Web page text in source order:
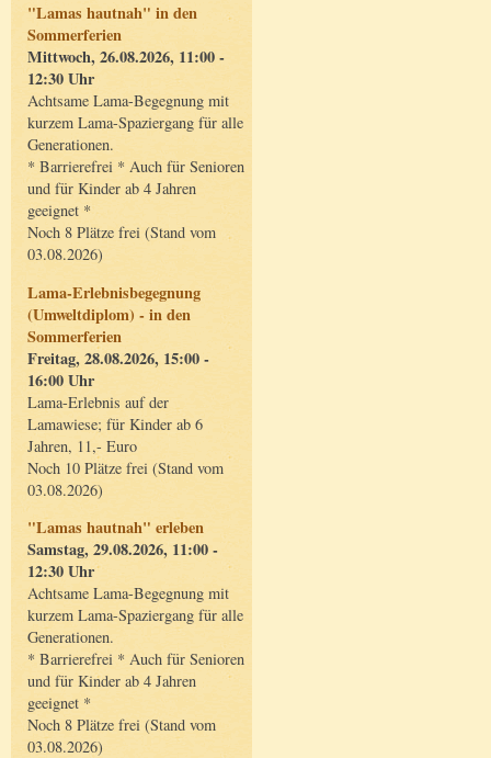
"Lamas hautnah" in den
Sommerferien
Mittwoch, 26.08.2026, 11:00 -
12:30 Uhr
Achtsame Lama-Begegnung mit
kurzem Lama-Spaziergang für alle
Generationen.
* Barrierefrei * Auch für Senioren
und für Kinder ab 4 Jahren
geeignet *
Noch 8 Plätze frei (Stand vom
03.08.2026)
Lama-Erlebnisbegegnung
(Umweltdiplom) - in den
Sommerferien
Freitag, 28.08.2026, 15:00 -
16:00 Uhr
Lama-Erlebnis auf der
Lamawiese; für Kinder ab 6
Jahren, 11,- Euro
Noch 10 Plätze frei (Stand vom
03.08.2026)
"Lamas hautnah" erleben
Samstag, 29.08.2026, 11:00 -
12:30 Uhr
Achtsame Lama-Begegnung mit
kurzem Lama-Spaziergang für alle
Generationen.
* Barrierefrei * Auch für Senioren
und für Kinder ab 4 Jahren
geeignet *
Noch 8 Plätze frei (Stand vom
03.08.2026)